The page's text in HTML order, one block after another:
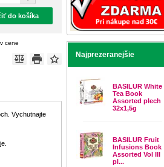
Najprezeranejšie
BASILUR White
Tea Book
Assorted plech
32x1,5g
BASILUR Fruit
Infusions Book
Assorted Vol III
pl...
do košíka
cene
Vychutnajte